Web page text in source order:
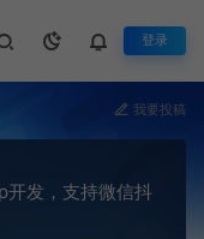
登录
我要投稿
发，支持微信抖